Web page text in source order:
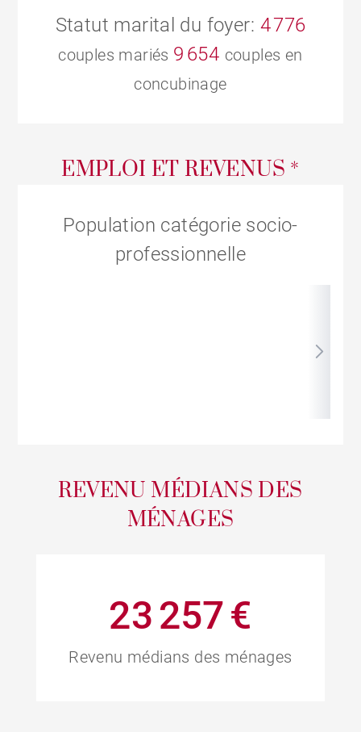
Statut marital du foyer: 4 776
couples mariés 9 654 couples en
concubinage
EMPLOI ET REVENUS *
Population catégorie socio-
professionnelle
REVENU MÉDIANS DES
MÉNAGES
23 257 €
Revenu médians des ménages